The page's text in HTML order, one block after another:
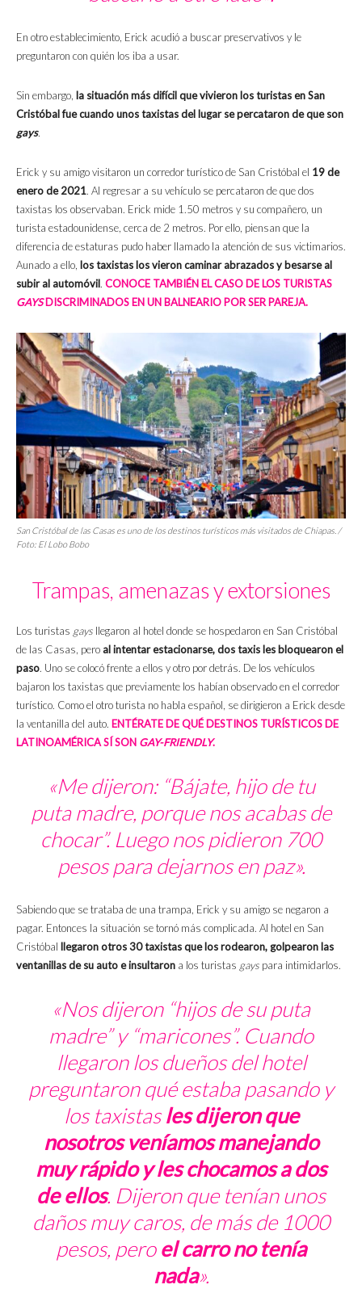
En otro establecimiento, Erick acudió a buscar preservativos y le
preguntaron con quién los iba a usar.
Sin embargo, la situación más difícil que vivieron los turistas en San
Cristóbal fue cuando unos taxistas del lugar se percataron de que son
gays.
Erick y su amigo visitaron un corredor turístico de San Cristóbal el 19 de
enero de 2021. Al regresar a su vehículo se percataron de que dos
taxistas los observaban. Erick mide 1.50 metros y su compañero, un
turista estadounidense, cerca de 2 metros. Por ello, piensan que la
diferencia de estaturas pudo haber llamado la atención de sus victimarios.
Aunado a ello, los taxistas los vieron caminar abrazados y besarse al
subir al automóvil. CONOCE TAMBIÉN EL CASO DE LOS TURISTAS
GAYSDISCRIMINADOS EN UN BALNEARIO POR SER PAREJA.
San Cristóbal de las Casas es uno de los destinos turísticos más visitados de Chiapas. /
Foto: El Lobo Bobo
Trampas, amenazas y extorsiones
Los turistas gays llegaron al hotel donde se hospedaron en San Cristóbal
de las Casas, pero al intentar estacionarse, dos taxis les bloquearon el
paso. Uno se colocó frente a ellos y otro por detrás. De los vehículos
bajaron los taxistas que previamente los habían observado en el corredor
turístico. Como el otro turista no habla español, se dirigieron a Erick desde
la ventanilla del auto. ENTÉRATE DE QUÉ DESTINOS TURÍSTICOS DE
LATINOAMÉRICA SÍ SON GAY-FRIENDLY.
«Me dijeron: “Bájate, hijo de tu
puta madre, porque nos acabas de
chocar”. Luego nos pidieron 700
pesos para dejarnos en paz».
Sabiendo que se trataba de una trampa, Erick y su amigo se negaron a
pagar. Entonces la situación se tornó más complicada. Al hotel en San
Cristóbal llegaron otros 30 taxistas que los rodearon, golpearon las
ventanillas de su auto e insultaron a los turistas gays para intimidarlos.
«Nos dijeron “hijos de su puta
madre” y “maricones”. Cuando
llegaron los dueños del hotel
preguntaron qué estaba pasando y
los taxistasles dijeron que
nosotros veníamos manejando
muy rápido y les chocamos a dos
de ellos. Dijeron que tenían unos
daños muy caros, de más de 1000
pesos, peroel carro no tenía
nada».